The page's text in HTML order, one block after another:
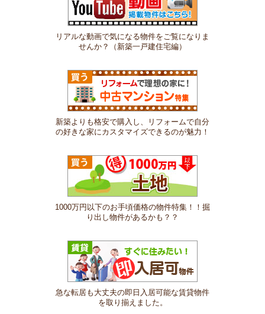
リアルな動画で気になる物件をご覧になりま
せんか？（新築一戸建住宅編）
新築よりも格安で購入し、リフォームで自分
の好きな家にカスタマイズできるのが魅力！
1000万円以下のお手頃価格の物件特集！！掘
り出し物件があるかも？？
急な転居も大丈夫の即日入居可能な賃貸物件
を取り揃えました。